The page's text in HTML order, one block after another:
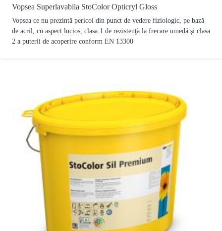
Vopsea Superlavabila StoColor Opticryl Gloss
Vopsea ce nu prezintă pericol din punct de vedere fiziologic, pe bază
de acril, cu aspect lucios, clasa 1 de rezistenţă la frecare umedă şi clasa
2 a puterii de acoperire conform EN 13300